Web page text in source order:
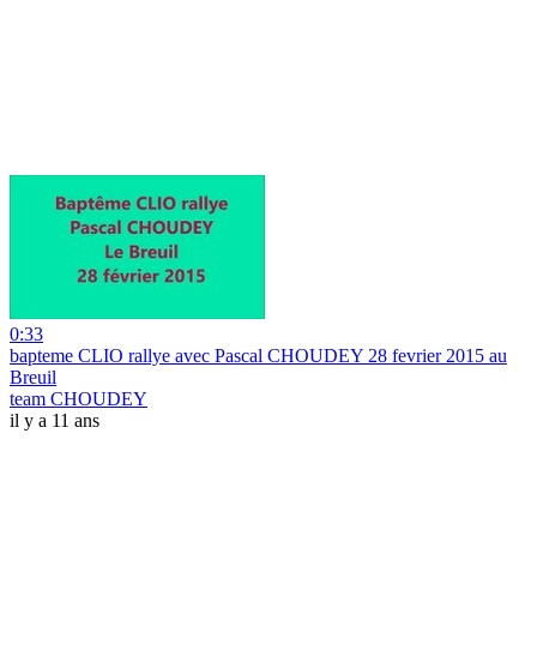
0:33
bapteme CLIO rallye avec Pascal CHOUDEY 28 fevrier 2015 au
Breuil
team CHOUDEY
il y a 11 ans